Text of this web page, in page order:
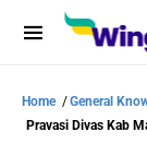
Home /General